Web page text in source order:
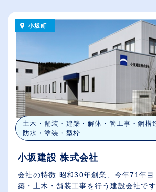
従業員が多い順
休日数が多い順
小坂町
土木・舗装・建築・解体・管工事・鋼構
防水・塗装・型枠
小坂建設 株式会社
会社の特徴 昭和30年創業、今年71年目
築・土木・舗装工事を行う建設会社で